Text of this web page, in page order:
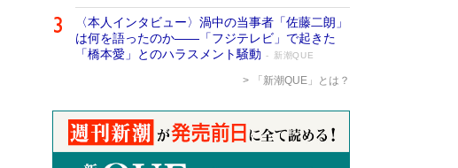
〈本人インタビュー〉渦中の当事者「佐藤二朗」
は何を語ったのか――「フジテレビ」で起きた
「橋本愛」とのハラスメント騒動
新潮QUE
「新潮QUE」とは？